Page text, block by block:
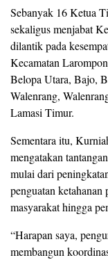
Sebanyak 16 Ketua
sekaligus menjabat
dilantik pada
Kecamatan
Belopa Utara, Bajo,
Walenrang,
Lamasi Timur.
Sementara itu,
mengatakan
mulai dari
penguatan ketahanan
masyarakat hingga
“Harapan saya,
membangun